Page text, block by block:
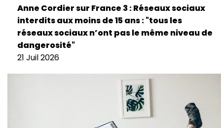
Anne Cordier sur France 3 : Réseaux sociaux
interdits aux moins de 15 ans : "tous les
réseaux sociaux n’ont pas le même niveau de
dangerosité"
21 Juil 2026